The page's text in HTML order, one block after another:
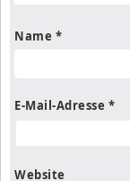
Name *
E-Mail-Adresse *
Website